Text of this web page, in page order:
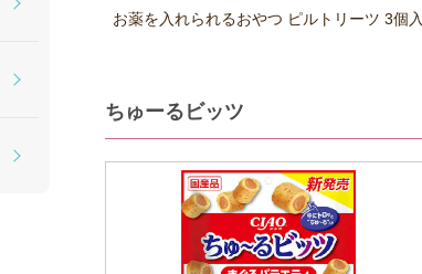
お薬を入れられるおやつ ピルトリーツ 3個入
ちゅーるビッツ